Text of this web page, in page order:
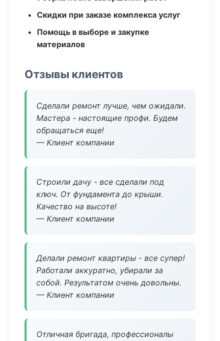
Скидки при заказе комплекса услуг
Помощь в выборе и закупке
материалов
Отзывы клиентов
Сделали ремонт лучше, чем ожидали.
Мастера - настоящие профи. Будем
обращаться еще!
— Клиент компании
Строили дачу - все сделали под
ключ. От фундамента до крыши.
Качество на высоте!
— Клиент компании
Делали ремонт квартиры - все супер!
Работали аккуратно, убирали за
собой. Результатом очень довольны.
— Клиент компании
Отличная бригада, профессионалы